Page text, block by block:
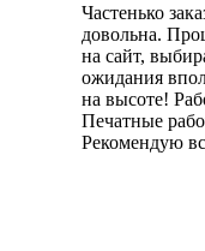
Частенько
довольна.
на сайт,
ожидания
на высоте!
Печатные
Рекомендую